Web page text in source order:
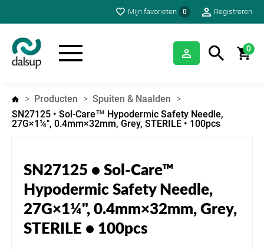
Mijn favorieten 0 Registreren
0
Producten
Spuiten & Naalden
SN27125 • Sol-Care™ Hypodermic Safety Needle,
27G×1¼", 0.4mm×32mm, Grey, STERILE • 100pcs
SN27125 • Sol-Care™
Hypodermic Safety Needle,
27G×1¼", 0.4mm×32mm, Grey,
STERILE • 100pcs